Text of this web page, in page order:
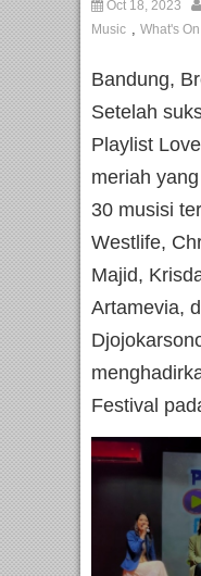
Oct 18, 2023
Music , What's On
Bandung,
Setelah
Playlist
meriah
30 musisi
Westlife,
Majid,
Artamevia,
Festival